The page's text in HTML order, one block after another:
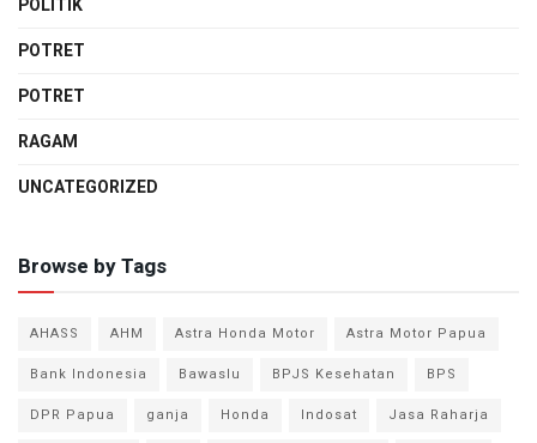
POTRET
POTRET
RAGAM
UNCATEGORIZED
Browse by Tags
AHASS AHM Astra Honda Motor
Astra Motor Papua
Bank Indonesia
Bawaslu BPJS Kesehatan
BPS
DPR Papua
ganja Honda Indosat
Jasa Raharja